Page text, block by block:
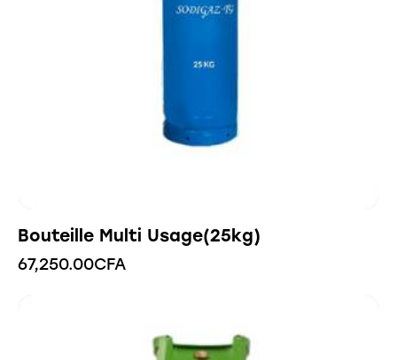
Bouteille Multi Usage(25kg)
67,250.00CFA